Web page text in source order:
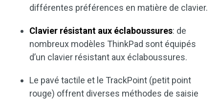
différentes préférences en matière de clavier.
Clavier résistant aux éclaboussures: de
nombreux modèles ThinkPad sont équipés
d’un clavier résistant aux éclaboussures.
Le pavé tactile et le TrackPoint (petit point
rouge) offrent diverses méthodes de saisie